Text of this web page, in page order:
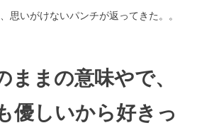
思いがけないパンチが返ってきた。。
ままの意味やで、
優しいから好きっ